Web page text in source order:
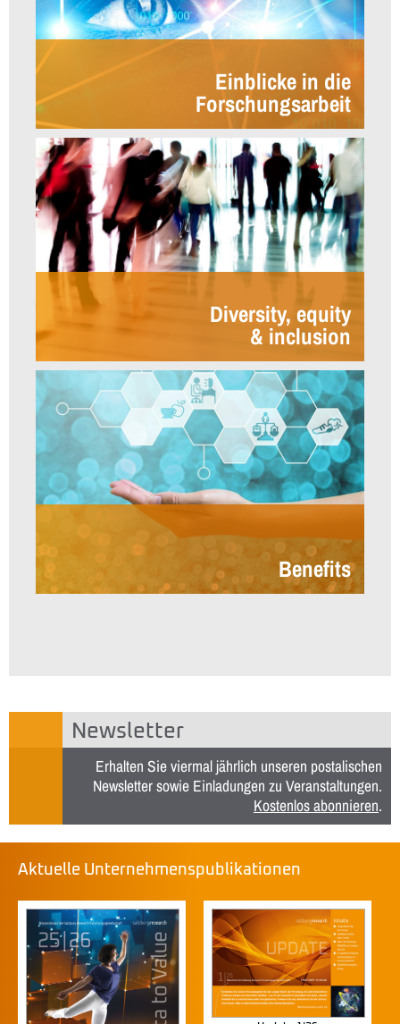
Einblicke in die
Forschungsarbeit
Diversity, equity
& inclusion
Benefits
Newsletter
Erhalten Sie viermal jährlich unseren postalischen
Newsletter sowie Einladungen zu Veranstaltungen.
Kostenlos abonnieren.
Aktuelle Unternehmenspublikationen